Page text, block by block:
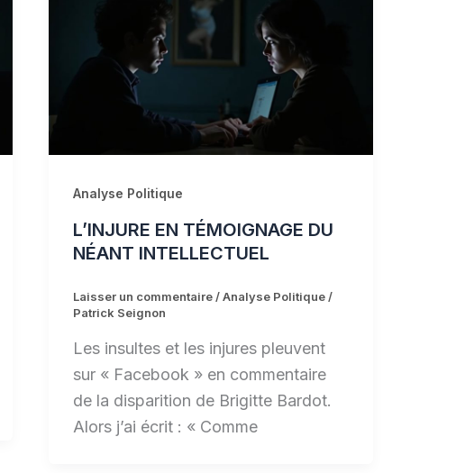
Analyse Politique
L’INJURE EN TÉMOIGNAGE DU
NÉANT INTELLECTUEL
Laisser un commentaire /Analyse Politique/
Patrick Seignon
Les insultes et les injures pleuvent
sur « Facebook » en commentaire
de la disparition de Brigitte Bardot.
Alors j’ai écrit : « Comme